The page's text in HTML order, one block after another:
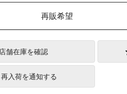
再販希望
店舗在庫を確認
再入荷を通知する